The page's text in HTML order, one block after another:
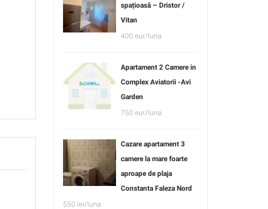
spațioasă – Dristor /
Vitan
400 eur/luna
Apartament 2 Camere in
Complex Aviatorii -Avi
Garden
750 eur/luna
Cazare apartament 3
camere la mare foarte
aproape de plaja
Constanta Faleza Nord
550 lei/luna